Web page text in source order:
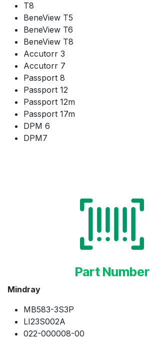
T8
BeneView T5
BeneView T6
BeneView T8
Accutorr 3
Accutorr 7
Passport 8
Passport 12
Passport 12m
Passport 17m
DPM 6
DPM7
Part Number
Mindray
MB583-3S3P
LI23S002A
022-000008-00